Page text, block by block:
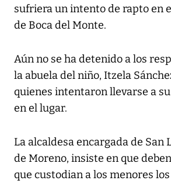
sufriera un intento de rapto en
de Boca del Monte.
Aún no se ha detenido a los
la abuela del niño, Itzela
quienes intentaron llevarse a
en el lugar.
La alcaldesa encargada de San
de Moreno, insiste en que
que custodian a los menores